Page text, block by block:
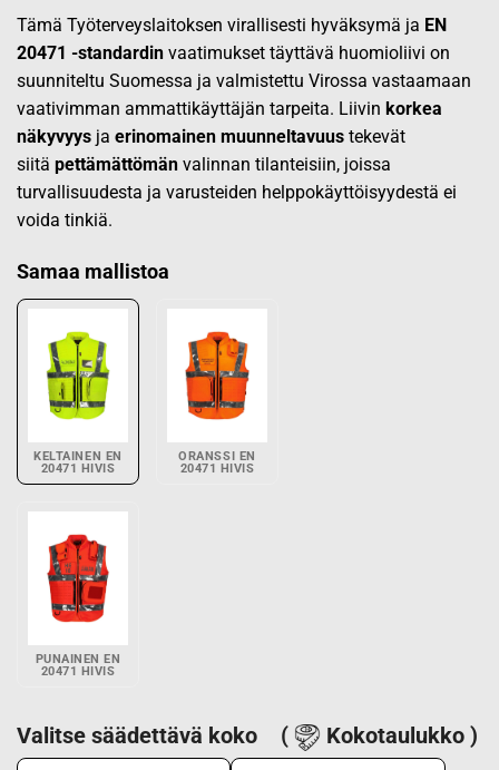
Tämä Työterveyslaitoksen virallisesti hyväksymä ja EN
20471 -standardin vaatimukset täyttävä huomioliivi on
suunniteltu Suomessa ja valmistettu Virossa vastaamaan
vaativimman ammattikäyttäjän tarpeita. Liivin korkea
näkyvyys ja erinomainen muunneltavuus tekevät
siitä pettämättömän valinnan tilanteisiin, joissa
turvallisuudesta ja varusteiden helppokäyttöisyydestä ei
voida tinkiä.
Samaa mallistoa
KELTAINEN EN
20471 HIVIS
ORANSSI EN
20471 HIVIS
PUNAINEN EN
20471 HIVIS
Valitse säädettävä koko ( Kokotaulukko )